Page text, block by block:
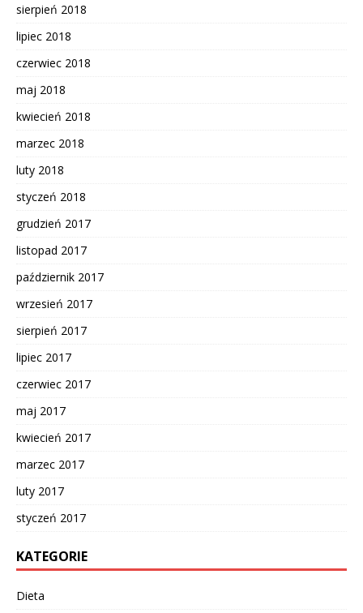
sierpień 2018
lipiec 2018
czerwiec 2018
maj 2018
kwiecień 2018
marzec 2018
luty 2018
styczeń 2018
grudzień 2017
listopad 2017
październik 2017
wrzesień 2017
sierpień 2017
lipiec 2017
czerwiec 2017
maj 2017
kwiecień 2017
marzec 2017
luty 2017
styczeń 2017
KATEGORIE
Dieta